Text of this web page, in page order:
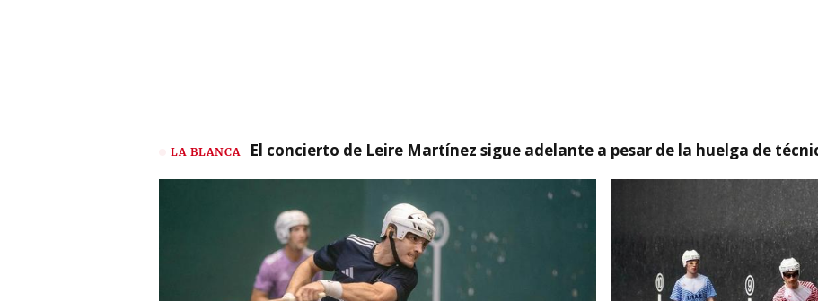
LA BLANCA El concierto de Leire Martínez sigue adelante a pesar de la huelga de